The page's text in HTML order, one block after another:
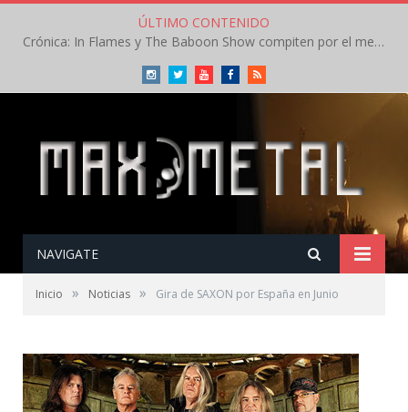
ÚLTIMO CONTENIDO
Crónica: In Flames y The Baboon Show compiten por el mejor concierto del día en el Leyendas del Rock – Viernes – Agosto 2026
InstagramTwitterYoutubeFacebookRSS
NAVIGATE
Inicio » Noticias » Gira de SAXON por España en Junio